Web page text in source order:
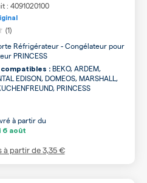
: 4091020100
(1)
Réfrigérateur - Congélateur pour
PRINCESS
: BEKO, ARDEM,
EDISON, DOMEOS, MARSHALL,
PRINCESS
à partir du
6 août
à partir de3,35 €